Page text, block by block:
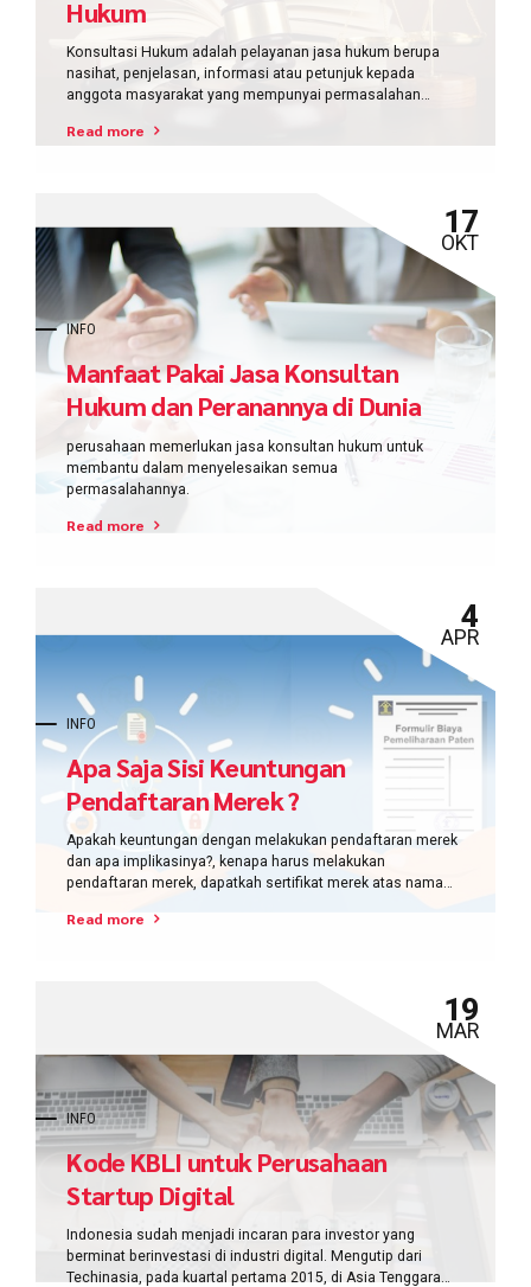
Hukum
Konsultasi Hukum adalah pelayanan jasa hukum berupa
nasihat, penjelasan, informasi atau petunjuk kepada
anggota masyarakat yang mempunyai permasalahan
Read more
INFO
17
OKT
Manfaat Pakai Jasa Konsultan
Hukum dan Peranannya di Dunia
Bisnis
perusahaan memerlukan jasa konsultan hukum untuk
membantu dalam menyelesaikan semua
permasalahannya.
Read more
INFO
4
APR
Apa Saja Sisi Keuntungan
Pendaftaran Merek ?
Apakah keuntungan dengan melakukan pendaftaran merek
dan apa implikasinya?, kenapa harus melakukan
pendaftaran merek, dapatkah sertifikat merek atas nama
Read more
INFO
19
MAR
Kode KBLI untuk Perusahaan
Startup Digital
Indonesia sudah menjadi incaran para investor yang
berminat berinvestasi di industri digital. Mengutip dari
Techinasia, pada kuartal pertama 2015, di Asia Tenggara